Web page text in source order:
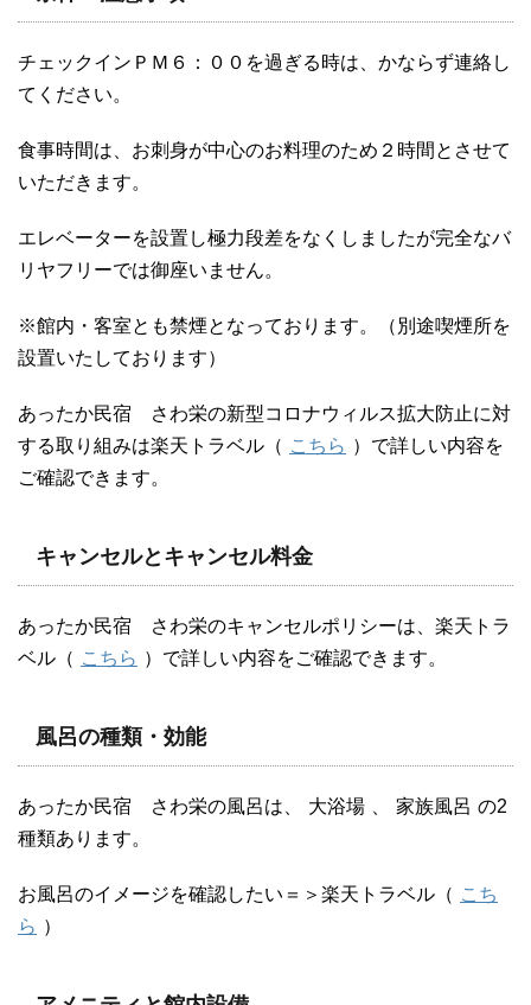
チェックインＰＭ６：００を過ぎる時は、かならず連絡し
てください。
食事時間は、お刺身が中心のお料理のため２時間とさせて
いただきます。
エレベーターを設置し極力段差をなくしましたが完全なバ
リヤフリーでは御座いません。
※館内・客室とも禁煙となっております。（別途喫煙所を
設置いたしております）
あったか民宿 さわ栄の新型コロナウィルス拡大防止に対
する取り組みは楽天トラベル（ こちら ）で詳しい内容を
ご確認できます。
キャンセルとキャンセル料金
あったか民宿 さわ栄のキャンセルポリシーは、楽天トラ
ベル（ こちら ）で詳しい内容をご確認できます。
風呂の種類・効能
あったか民宿 さわ栄の風呂は、 大浴場 家族風呂 の2
種類あります。
お風呂のイメージを確認したい＝＞楽天トラベル（ こち
ら ）